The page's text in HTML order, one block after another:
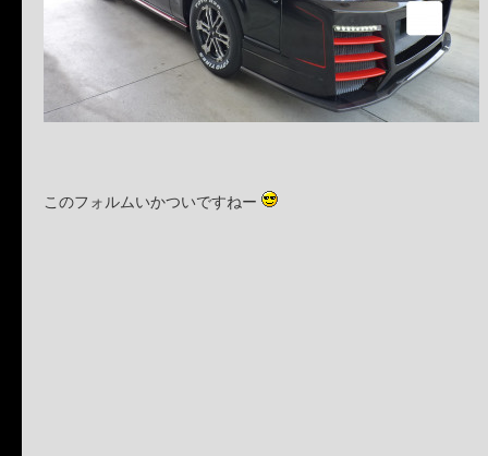
このフォルムいかついですねー